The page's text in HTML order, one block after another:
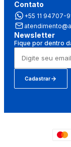
Contato
+55 11 94707-
Newsletter
Fique por dentro
Cadastrar